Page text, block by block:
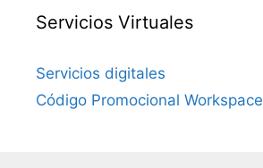
Servicios Virtuales
Servicios digitales
Código Promocional Workspace